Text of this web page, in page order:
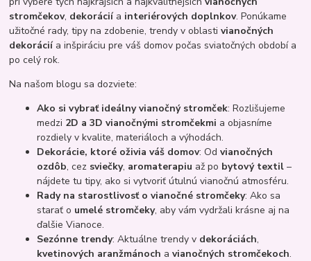
stromčekov, dekoráciía interiérových doplnkov. Ponúkame
užitočné rady, tipy na zdobenie, trendy v oblastivianočných
dekoráciía inšpiráciu pre váš domov počas sviatočných období a
po celý rok.
Na našom blogu sa dozviete:
Ako si vybrať ideálny vianočný stromček: Rozlišujeme
medzi 2D a 3D vianočnými stromčekmi a objasníme
rozdiely v kvalite, materiáloch a výhodách.
Dekorácie, ktoré oživia váš domov: Odvianočných
ozdôb, cez sviečky, aromaterapiu až po bytový textil –
nájdete tu tipy, ako si vytvoriť útulnú vianočnú atmosféru.
Rady na starostlivosť o vianočné stromčeky: Ako sa
starať o umelé stromčeky, aby vám vydržali krásne aj na
ďalšie Vianoce.
Sezónne trendy: Aktuálne trendy v dekoráciách,
kvetinových aranžmánoch avianočných stromčekoch.